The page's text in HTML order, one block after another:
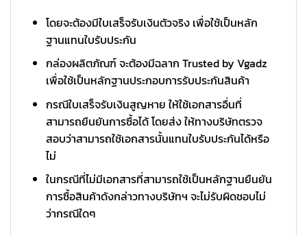
โดยจะต้องมีใบเสร็จรับเงินตัวจริง เพื่อใช้เป็นหลัก
ฐานแทนใบรับประกัน
กล่องผลิตภัณฑ์ จะต้องมีฉลาก Trusted by Vgadz
เพื่อใช้เป็นหลักฐานประกอบการรับประกันสินค้า
กรณีใบเสร็จรับเงินสูญหาย ให้ใช้เอกสารอื่นที่
สามารถยืนยันการซื้อได้ โดยส่ง ให้ทางบริษัทตรวจ
สอบว่าสามารถใช้เอกสารนั้นแทนใบรับประกันได้หรือ
ไม่
ในกรณีที่ไม่มีเอกสารที่สามารถใช้เป็นหลักฐานยืนยัน
การซื้อสินค้าดังกล่าวทางบริษัทฯ จะไม่รับผิดชอบไม่
ว่ากรณีใดๆ